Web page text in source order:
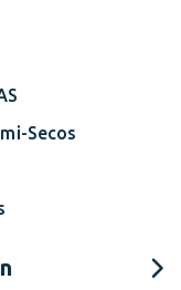
Secos